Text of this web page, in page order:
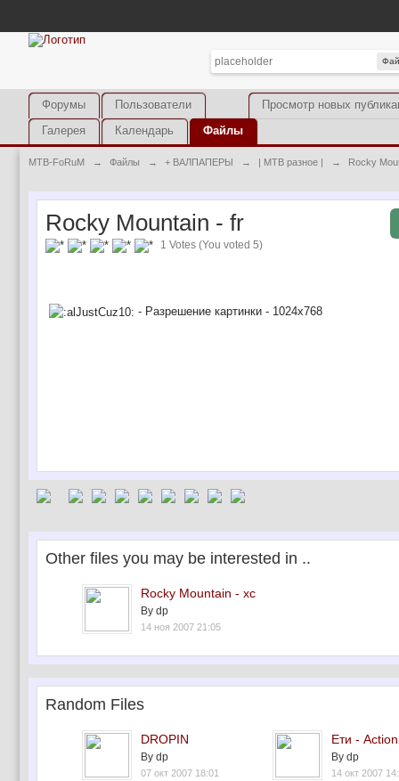
Просмотр новых
Форумы
Пользователи
Галерея
Календарь Файлы
MTB-FoRuM → Файлы → + ВАЛПАПЕРЫ → | MTB разное | → Rocky
Rocky Mountain - fr
1 Votes (You voted 5)
- Разрешение картинки - 1024х768
Other files you may be interested in ..
Rocky Mountain - xc
By dp
14 ноя 2007 21:05
Random Files
DROPIN
By dp
07 окт 2007 18:01
Ети -
By dp
14 окт 2007